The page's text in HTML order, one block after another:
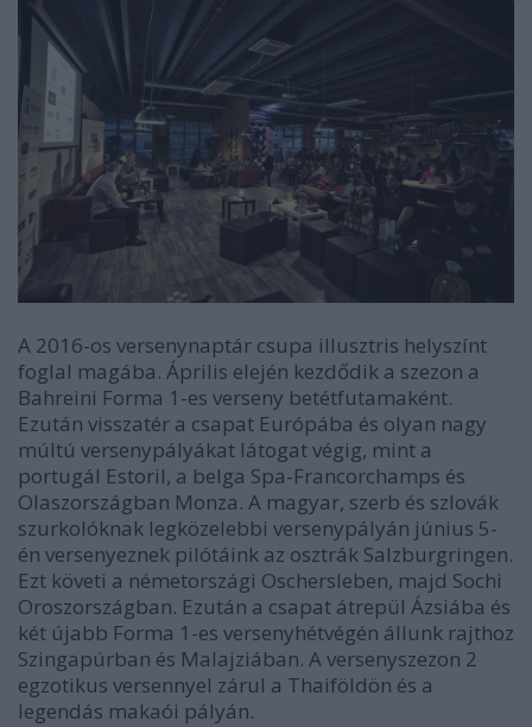
A 2016-os versenynaptár csupa illusztris helyszínt
foglal magába. Április elején kezdődik a szezon a
Bahreini Forma 1-es verseny betétfutamaként.
Ezután visszatér a csapat Európába és olyan nagy
múltú versenypályákat látogat végig, mint a
portugál Estoril, a belga Spa-Francorchamps és
Olaszországban Monza. A magyar, szerb és szlovák
szurkolóknak legközelebbi versenypályán június 5-
én versenyeznek pilótáink az osztrák Salzburgringen.
Ezt követi a németországi Oschersleben, majd Sochi
Oroszországban. Ezután a csapat átrepül Ázsiába és
két újabb Forma 1-es versenyhétvégén állunk rajthoz
Szingapúrban és Malajziában. A versenyszezon 2
egzotikus versennyel zárul a Thaiföldön és a
legendás makaói pályán.